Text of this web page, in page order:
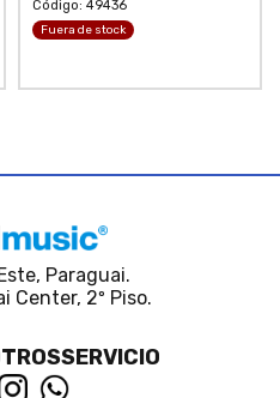
Código: 49436
Fuera de stock
Paraguai.
Center, 2º Piso.
SERVICIO